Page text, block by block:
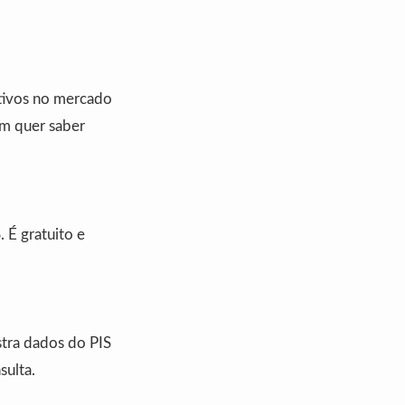
no mercado
quer saber
É gratuito e
dados do PIS